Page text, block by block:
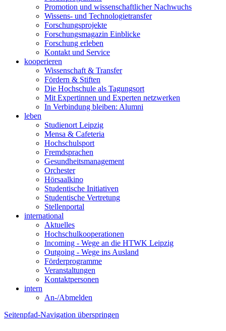
Promotion und wissenschaftlicher Nachwuchs
Wissens- und Technologietransfer
Forschungsprojekte
Forschungsmagazin Einblicke
Forschung erleben
Kontakt und Service
kooperieren
Wissenschaft & Transfer
Fördern & Stiften
Die Hochschule als Tagungsort
Mit Expertinnen und Experten netzwerken
In Verbindung bleiben: Alumni
leben
Studienort Leipzig
Mensa & Cafeteria
Hochschulsport
Fremdsprachen
Gesundheitsmanagement
Orchester
Hörsaalkino
Studentische Initiativen
Studentische Vertretung
Stellenportal
international
Aktuelles
Hochschulkooperationen
Incoming - Wege an die HTWK Leipzig
Outgoing - Wege ins Ausland
Förderprogramme
Veranstaltungen
Kontaktpersonen
intern
An-/Abmelden
Seitenpfad-Navigation überspringen